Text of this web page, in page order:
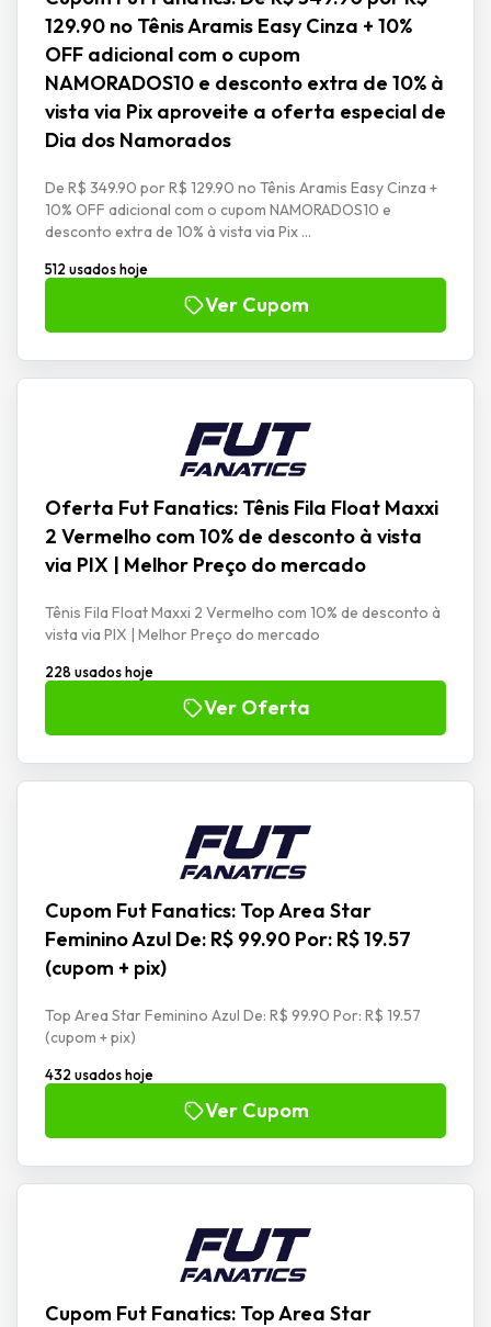
129.90 no Tênis Aramis Easy Cinza + 10%
OFF adicional com o cupom
NAMORADOS10 e desconto extra de 10% à
vista via Pix aproveite a oferta especial de
Dia dos Namorados
De R$ 349.90 por R$ 129.90 no Tênis Aramis Easy Cinza +
10% OFF adicional com o cupom NAMORADOS10 e
desconto extra de 10% à vista via Pix ...
512 usados hoje
Ver Cupom
Oferta Fut Fanatics: Tênis Fila Float Maxxi
2 Vermelho com 10% de desconto à vista
via PIX | Melhor Preço do mercado
Tênis Fila Float Maxxi 2 Vermelho com 10% de desconto à
vista via PIX | Melhor Preço do mercado
228 usados hoje
Ver Oferta
Cupom Fut Fanatics: Top Area Star
Feminino Azul De: R$ 99.90 Por: R$ 19.57
(cupom + pix)
Top Area Star Feminino Azul De: R$ 99.90 Por: R$ 19.57
(cupom + pix)
432 usados hoje
Ver Cupom
Cupom Fut Fanatics: Top Area Star